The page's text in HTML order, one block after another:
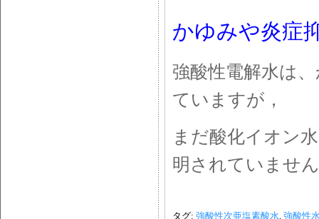
かゆみや炎症
強酸性電解水は
ていますが，
まだ酸化イオン
明されていませ
タグ: 強酸性次亜塩素酸水 強酸性